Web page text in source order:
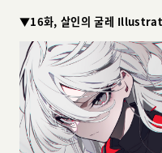
▼16화, 살인의 굴레